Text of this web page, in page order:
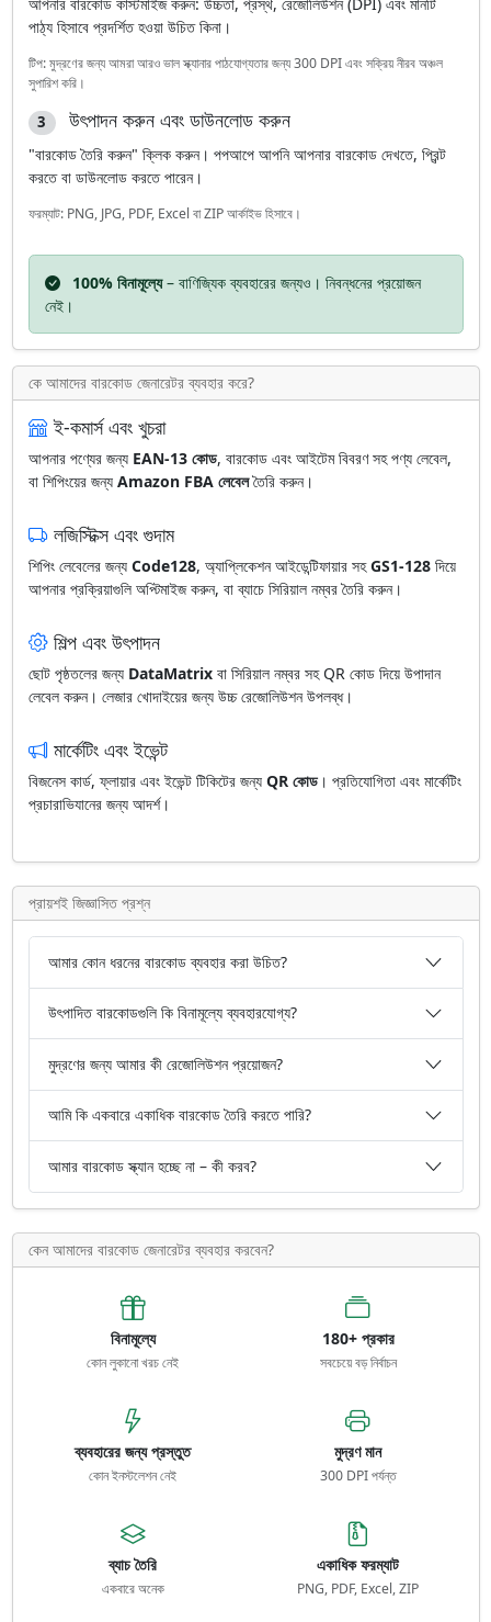
আপনার বারকোড কাস্টমাইজ করুন: উচ্চতা, প্রস্থ, রেজোলিউশন (DPI) এবং মানটি
পাঠ্য হিসাবে প্রদর্শিত হওয়া উচিত কিনা।
টিপ: মুদ্রণের জন্য আমরা আরও ভাল স্ক্যানার পাঠযোগ্যতার জন্য 300 DPI এবং সক্রিয় নীরব অঞ্চল
সুপারিশ করি।
3 উৎপাদন করুন এবং ডাউনলোড করুন
"বারকোড তৈরি করুন" ক্লিক করুন। পপআপে আপনি আপনার বারকোড দেখতে, প্রিন্ট
করতে বা ডাউনলোড করতে পারেন।
ফরম্যাট: PNG, JPG, PDF, Excel বা ZIP আর্কাইভ হিসাবে।
100% বিনামূল্যে– বাণিজ্যিক ব্যবহারের জন্যও। নিবন্ধনের প্রয়োজন
নেই।
কে আমাদের বারকোড জেনারেটর ব্যবহার করে?
ই-কমার্স এবং খুচরা
আপনার পণ্যের জন্য EAN-13 কোড, বারকোড এবং আইটেম বিবরণ সহ পণ্য লেবেল,
বা শিপিংয়ের জন্য Amazon FBA লেবেলতৈরি করুন।
লজিস্টিক্স এবং গুদাম
শিপিং লেবেলের জন্য Code128, অ্যাপ্লিকেশন আইডেন্টিফায়ার সহGS1-128দিয়ে
আপনার প্রক্রিয়াগুলি অপ্টিমাইজ করুন, বা ব্যাচে সিরিয়াল নম্বর তৈরি করুন।
শিল্প এবং উৎপাদন
ছোট পৃষ্ঠতলের জন্য DataMatrixবা সিরিয়াল নম্বর সহ QR কোড দিয়ে উপাদান
লেবেল করুন। লেজার খোদাইয়ের জন্য উচ্চ রেজোলিউশন উপলব্ধ।
মার্কেটিং এবং ইভেন্ট
বিজনেস কার্ড, ফ্লায়ার এবং ইভেন্ট টিকিটের জন্য QR কোড। প্রতিযোগিতা এবং মার্কেটিং
প্রচারাভিযানের জন্য আদর্শ।
প্রায়শই জিজ্ঞাসিত প্রশ্ন
আমার কোন ধরনের বারকোড ব্যবহার করা উচিত?
উৎপাদিত বারকোডগুলি কি বিনামূল্যে ব্যবহারযোগ্য?
মুদ্রণের জন্য আমার কী রেজোলিউশন প্রয়োজন?
আমি কি একবারে একাধিক বারকোড তৈরি করতে পারি?
আমার বারকোড স্ক্যান হচ্ছে না – কী করব?
কেন আমাদের বারকোড জেনারেটর ব্যবহার করবেন?
বিনামূল্যে
কোন লুকানো খরচ নেই
180+ প্রকার
সবচেয়ে বড় নির্বাচন
ব্যবহারের জন্য প্রস্তুত
কোন ইনস্টলেশন নেই
মুদ্রণ মান
300 DPI পর্যন্ত
ব্যাচ তৈরি
একবারে অনেক
একাধিক ফরম্যাট
PNG, PDF, Excel, ZIP